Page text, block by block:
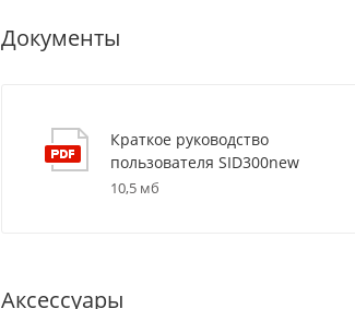
Документы
Краткое руководство
пользователя SID300new
10,5 мб
Аксессуары